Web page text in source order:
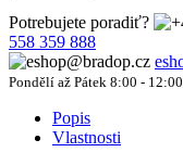
Potrebujete poradiť?
558 359 888
Pondělí až Pátek 8:00 -
Popis
Vlastnosti